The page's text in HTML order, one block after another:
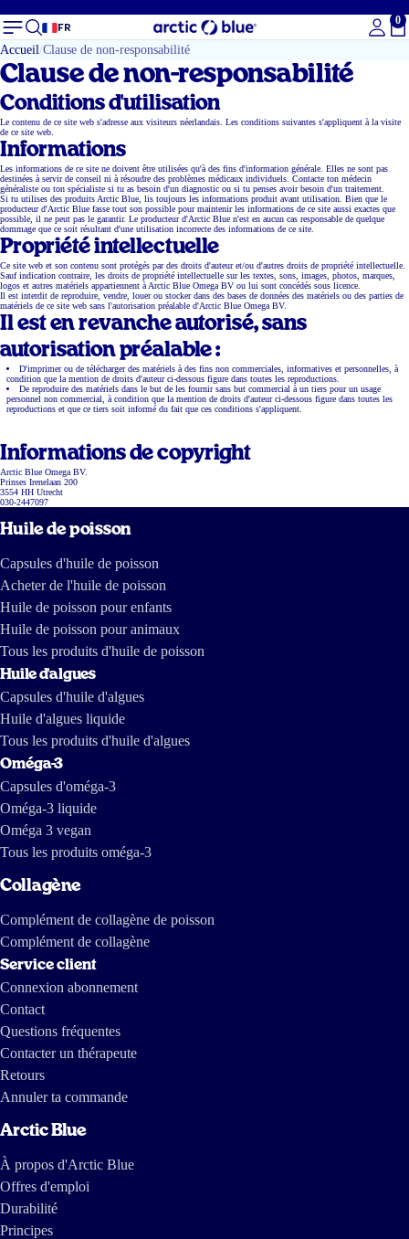
FR
0
Accueil Clause de non-responsabilité
Clause de non-responsabilité
Conditions d'utilisation
Le contenu de ce site web s'adresse aux visiteurs néerlandais. Les conditions suivantes s'appliquent à la visite
de ce site web.
Informations
Les informations de ce site ne doivent être utilisées qu'à des fins d'information générale. Elles ne sont pas
destinées à servir de conseil ni à résoudre des problèmes médicaux individuels. Contacte ton médecin
généraliste ou ton spécialiste si tu as besoin d'un diagnostic ou si tu penses avoir besoin d'un traitement.
Si tu utilises des produits Arctic Blue, lis toujours les informations produit avant utilisation. Bien que le
producteur d'Arctic Blue fasse tout son possible pour maintenir les informations de ce site aussi exactes que
possible, il ne peut pas le garantir. Le producteur d'Arctic Blue n'est en aucun cas responsable de quelque
dommage que ce soit résultant d'une utilisation incorrecte des informations de ce site.
Propriété intellectuelle
Ce site web et son contenu sont protégés par des droits d'auteur et/ou d'autres droits de propriété intellectuelle.
Sauf indication contraire, les droits de propriété intellectuelle sur les textes, sons, images, photos, marques,
logos et autres matériels appartiennent à Arctic Blue Omega BV ou lui sont concédés sous licence.
Il est interdit de reproduire, vendre, louer ou stocker dans des bases de données des matériels ou des parties de
matériels de ce site web sans l'autorisation préalable d'Arctic Blue Omega BV.
Il est en revanche autorisé, sans
autorisation préalable :
D'imprimer ou de télécharger des matériels à des fins non commerciales, informatives et personnelles, à
condition que la mention de droits d'auteur ci-dessous figure dans toutes les reproductions.
De reproduire des matériels dans le but de les fournir sans but commercial à un tiers pour un usage
personnel non commercial, à condition que la mention de droits d'auteur ci-dessous figure dans toutes les
reproductions et que ce tiers soit informé du fait que ces conditions s'appliquent.
Informations de copyright
Arctic Blue Omega BV.
Prinses Irenelaan 200
3554 HH Utrecht
030-2447097
Huile de poisson
Capsules d'huile de poisson
Acheter de l'huile de poisson
Huile de poisson pour enfants
Huile de poisson pour animaux
Tous les produits d'huile de poisson
Huile d'algues
Capsules d'huile d'algues
Huile d'algues liquide
Tous les produits d'huile d'algues
Oméga-3
Capsules d'oméga-3
Oméga-3 liquide
Oméga 3 vegan
Tous les produits oméga-3
Collagène
Complément de collagène de poisson
Complément de collagène
Service client
Connexion abonnement
Contact
Questions fréquentes
Contacter un thérapeute
Retours
Annuler ta commande
Arctic Blue
À propos d'Arctic Blue
Offres d'emploi
Durabilité
Principes